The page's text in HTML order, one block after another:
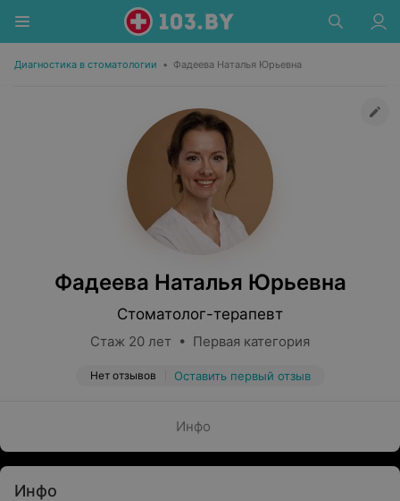
Диагностика в стоматологии • Фадеева Наталья Юрьевна
Фадеева Наталья Юрьевна
Стоматолог-терапевт
Стаж 20 лет • Первая категория
Нет отзывов Оставить первый отзыв
Инфо
Инфо